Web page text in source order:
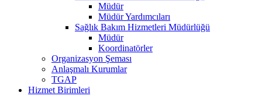
Müdür
Müdür Yardımcıları
Sağlık Bakım Hizmetleri Müdürlüğü
Müdür
Koordinatörler
Organizasyon Şeması
Anlaşmalı Kurumlar
TGAP
Hizmet Birimleri